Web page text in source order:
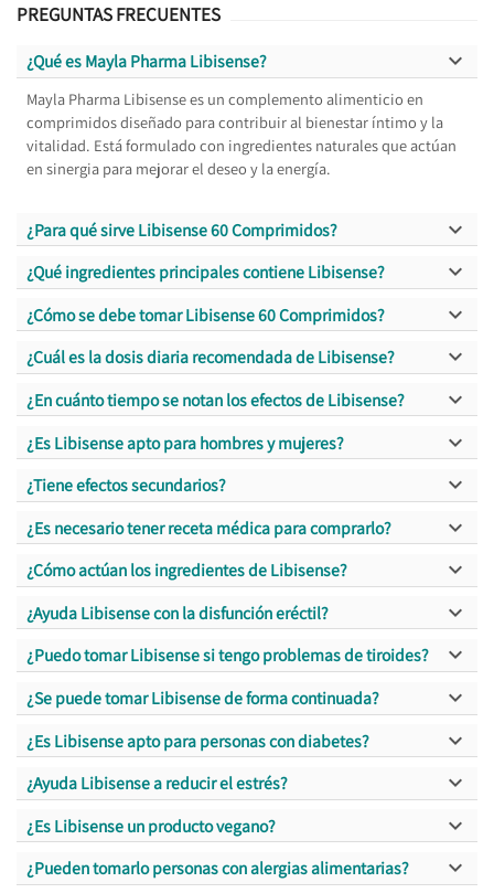
PREGUNTAS FRECUENTES
¿Qué es Mayla Pharma Libisense? 
Mayla Pharma Libisense es un complemento alimenticio en
comprimidos diseñado para contribuir al bienestar íntimo y la
vitalidad. Está formulado con ingredientes naturales que actúan
en sinergia para mejorar el deseo y la energía.
¿Para qué sirve Libisense 60 Comprimidos? 
¿Qué ingredientes principales contiene Libisense? 
¿Cómo se debe tomar Libisense 60 Comprimidos? 
¿Cuál es la dosis diaria recomendada de Libisense? 
¿En cuánto tiempo se notan los efectos de Libisense? 
¿Es Libisense apto para hombres y mujeres? 
¿Tiene efectos secundarios? 
¿Es necesario tener receta médica para comprarlo? 
¿Cómo actúan los ingredientes de Libisense? 
¿Ayuda Libisense con la disfunción eréctil? 
¿Puedo tomar Libisense si tengo problemas de tiroides? 
¿Se puede tomar Libisense de forma continuada? 
¿Es Libisense apto para personas con diabetes? 
¿Ayuda Libisense a reducir el estrés? 
¿Es Libisense un producto vegano? 
¿Pueden tomarlo personas con alergias alimentarias? 